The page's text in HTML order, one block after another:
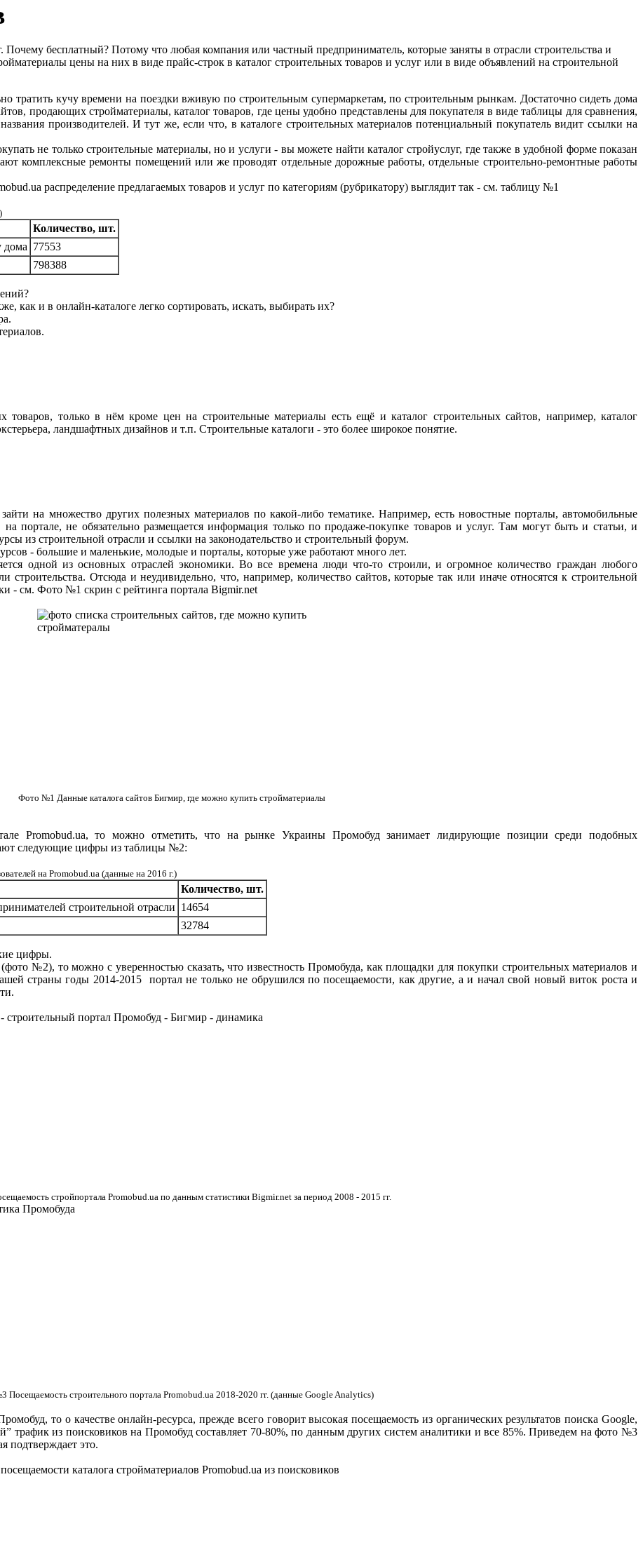
Почему бесплатный? Потому что любая компания или частный предприниматель, которые заняты в отрасли строительства и
цены на них в виде прайс-строк в каталог строительных товаров и услуг или в виде объявлений на строительной
тратить кучу времени на поездки вживую по строительным супермаркетам, по строительным рынкам. Достаточно сидеть дома
продающих стройматериалы, каталог товаров, где цены удобно представлены для покупателя в виде таблицы для сравнения,
производителей. И тут же, если что, в каталоге строительных материалов потенциальный покупатель видит ссылки на
не только строительные материалы, но и услуги - вы можете найти каталог стройуслуг, где также в удобной форме показан
комплексные ремонты помещений или же проводят отдельные дорожные работы, отдельные строительно-ремонтные работы
распределение предлагаемых товаров и услуг по категориям (рубрикатору) выглядит так - см. таблицу №1
Количество, шт.
дома 77553
798388
как и в онлайн-каталоге легко сортировать, искать, выбирать их?
товаров, только в нём кроме цен на строительные материалы есть ещё и каталог строительных сайтов, например, каталог
ландшафтных дизайнов и т.п. Строительные каталоги - это более широкое понятие.
на множество других полезных материалов по какой-либо тематике. Например, есть новостные порталы, автомобильные
портале, не обязательно размещается информация только по продаже-покупке товаров и услуг. Там могут быть и статьи, и
из строительной отрасли и ссылки на законодательство и строительный форум.
- большие и маленькие, молодые и порталы, которые уже работают много лет.
одной из основных отраслей экономики. Во все времена люди что-то строили, и огромное количество граждан любого
строительства. Отсюда и неудивидельно, что, например, количество сайтов, которые так или иначе относятся к строительной
- см. Фото №1 скрин с рейтинга портала Bigmir.net
Фото №1 Данные каталога сайтов Бигмир, где можно купить стройматериалы
Promobud.ua, то можно отметить, что на рынке Украины Промобуд занимает лидирующие позиции среди подобных
следующие цифры из таблицы №2:
на Promobud.ua (данные на 2016 г.)
Количество, шт.
строительной отрасли 14654
32784
цифры.
№2), то можно с уверенностью сказать, что известность Промобуда, как площадки для покупки строительных материалов и
страны годы 2014-2015 портал не только не обрушился по посещаемости, как другие, а и начал свой новый виток роста и
стройпортала Promobud.ua по данным статистики Bigmir.net за период 2008 - 2015 гг.
Посещаемость строительного портала Promobud.ua 2018-2020 гг. (данные Google Analytics)
то о качестве онлайн-ресурса, прежде всего говорит высокая посещаемость из органических результатов поиска Google,
трафик из поисковиков на Промобуд составляет 70-80%, по данным других систем аналитики и все 85%. Приведем на фото №3
подтверждает это.